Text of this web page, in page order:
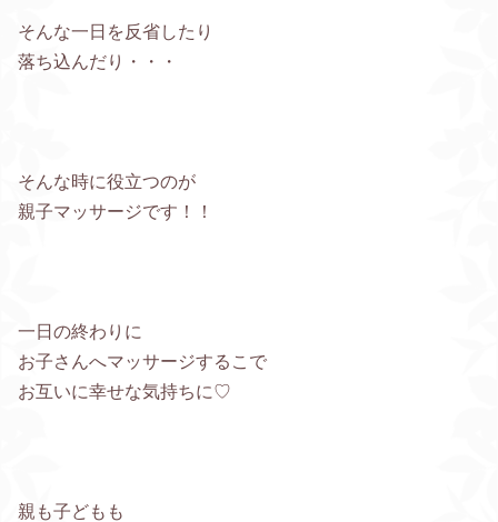
そんな一日を反省したり
落ち込んだり・・・
そんな時に役立つのが
親子マッサージです！！
一日の終わりに
お子さんへマッサージするこで
お互いに幸せな気持ちに♡
親も子どもも